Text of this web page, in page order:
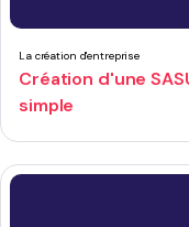
La création d'entreprise
Création d'une
simple